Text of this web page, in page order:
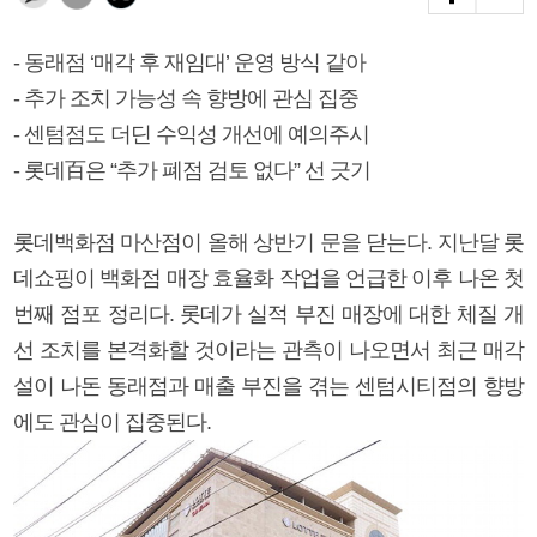
- 동래점 ‘매각 후 재임대’ 운영 방식 같아
- 추가 조치 가능성 속 향방에 관심 집중
- 센텀점도 더딘 수익성 개선에 예의주시
- 롯데百은 “추가 폐점 검토 없다” 선 긋기
롯데백화점 마산점이 올해 상반기 문을 닫는다. 지난달 롯
데쇼핑이 백화점 매장 효율화 작업을 언급한 이후 나온 첫
번째 점포 정리다. 롯데가 실적 부진 매장에 대한 체질 개
선 조치를 본격화할 것이라는 관측이 나오면서 최근 매각
설이 나돈 동래점과 매출 부진을 겪는 센텀시티점의 향방
에도 관심이 집중된다.